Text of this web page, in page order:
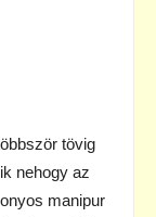
tövig
nehogy az
manipur